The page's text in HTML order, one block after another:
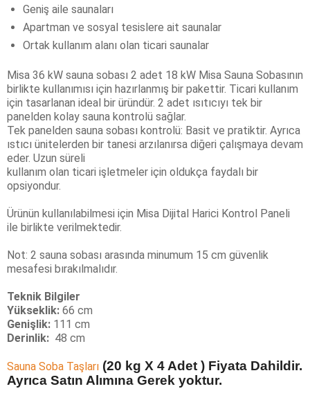
Geniş aile saunaları
Apartman ve sosyal tesislere ait saunalar
Ortak kullanım alanı olan ticari saunalar
Misa 36 kW sauna sobası 2 adet 18 kW Misa Sauna Sobasının
birlikte kullanımısı için hazırlanmış bir pakettir. Ticari kullanım
için tasarlanan ideal bir üründür. 2 adet ısıtıcıyı tek bir
panelden kolay sauna kontrolü sağlar.
Tek panelden sauna sobası kontrolü: Basit ve pratiktir. Ayrıca
ıstıcı ünitelerden bir tanesi arzılanırsa diğeri çalışmaya devam
eder. Uzun süreli
kullanım olan ticari işletmeler için oldukça faydalı bir
opsiyondur.
Ürünün kullanılabilmesi için Misa Dijital Harici Kontrol Paneli
ile birlikte verilmektedir.
Not: 2 sauna sobası arasında minumum 15 cm güvenlik
mesafesi bırakılmalıdır.
Teknik Bilgiler
Yükseklik: 66 cm
Genişlik: 111 cm
Derinlik: 48 cm
Sauna Soba Taşları (20 kg X 4 Adet ) Fiyata Dahildir.
Ayrıca Satın Alımına Gerek yoktur.